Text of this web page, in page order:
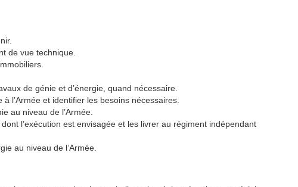
de vue technique.
de génie et d’énergie, quand nécessaire.
l’Armée et identifier les besoins nécessaires.
au niveau de l’Armée.
l’exécution est envisagée et les livrer au régiment indépendant
au niveau de l’Armée.